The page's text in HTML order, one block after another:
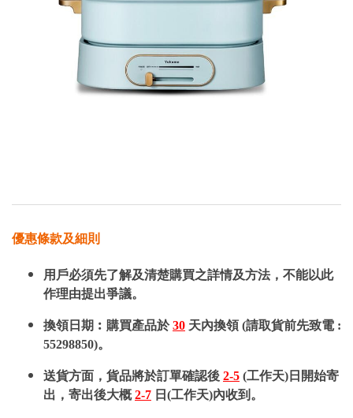
優惠條款及細則
用戶必須先了解及清楚購買之詳情及方法，不能以此
作理由提出爭議。
換領日期︰購買產品於30 天內換領 (請取貨前先致電 :
55298850)。
送貨方面，貨品將於訂單確認後 2-5 (工作天)日開始寄
出，寄出後大概2-7 日(工作天)內收到。